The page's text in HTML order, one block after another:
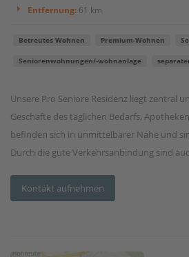
Entfernung: 61 km
Betreutes Wohnen Premium-Wohnen
Seniorenwohnungen/-wohnanlage
Unsere Pro Seniore Residenz liegt zentral
Geschäfte des täglichen Bedarfs,
befinden sich in unmittelbarer Nähe und
Durch die gute Verkehrsanbindung sind
Kontakt aufnehmen